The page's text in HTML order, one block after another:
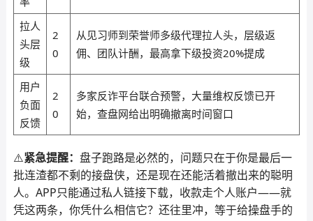
拉人
头层
级
2
0
从见习师到荣誉师多级代理拉人头，层级返
佣、团队计酬，最高拿下级投资20%提成
用户
负面
反馈
2
0
多家反诈平台联合预警，大量维权反馈已开
始，查盘网给出明确撤离时间窗口
⚠️紧急提醒： 盘子跑路是必然的，问题只在于你是最后一
批连渣都不剩的接盘侠，还是现在还能活着撤出来的聪明
人。APP只能通过私人链接下载，收款走个人账户——就
凭这两条，你凭什么相信它？还往里冲，等于给操盘手的